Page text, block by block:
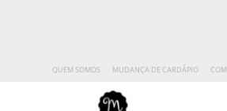
QUEM SOMOS MUDANÇA DE CARDÁPIO